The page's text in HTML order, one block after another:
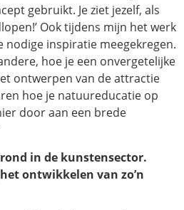
gebruikt. Je ziet jezelf, als
Ook tijdens mijn het werk
nodige inspiratie meegekregen.
hoe je een onvergetelijke
ontwerpen van de attractie
hoe je natuureducatie op
door aan een brede
in de kunstensector.
ontwikkelen van zo’n